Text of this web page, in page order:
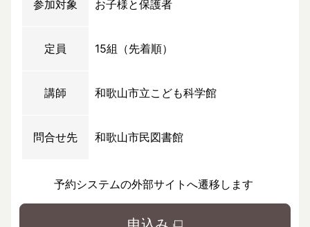
参加対象 お子様と保護者
定員 15組（先着順）
講師 和歌山市立こども科学館
問合せ先 和歌山市民図書館
予約システムの外部サイトへ遷移します